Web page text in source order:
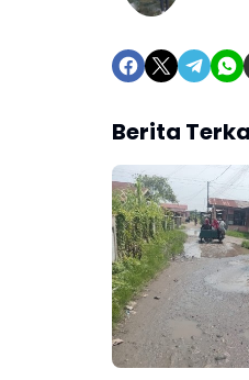
Berita